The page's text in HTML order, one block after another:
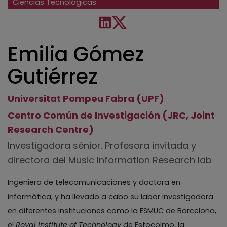
Ciencias Tecnológicas
Emilia Gómez
Gutiérrez
Universitat Pompeu Fabra (UPF)
Centro Común de Investigación (JRC, Joint
Research Centre)
Investigadora sénior. Profesora invitada y
directora del Music Information Research lab
Ingeniera de telecomunicaciones y doctora en
informática, y ha llevado a cabo su labor investigadora
en diferentes instituciones como la ESMUC de Barcelona,